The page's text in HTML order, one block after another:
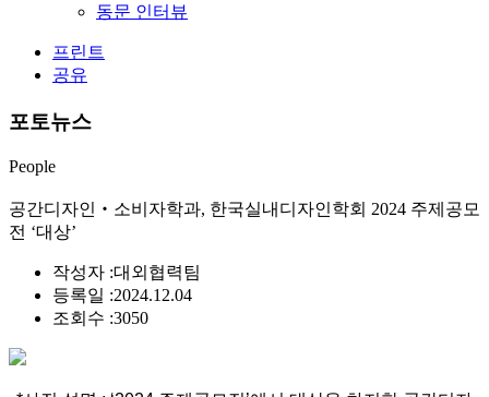
동문 인터뷰
프린트
공유
포토뉴스
People
공간디자인‧소비자학과, 한국실내디자인학회 2024 주제공모
전 ‘대상’
작성자 :대외협력팀
등록일 :2024.12.04
조회수 :3050